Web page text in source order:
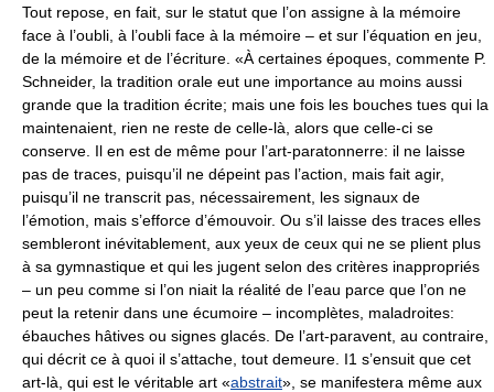
Tout repose, en fait, sur le statut que l’on assigne à la mémoire
face à l’oubli, à l’oubli face à la mémoire – et sur l’équation en jeu,
de la mémoire et de l’écriture. «À certaines époques, commente P.
Schneider, la tradition orale eut une importance au moins aussi
grande que la tradition écrite; mais une fois les bouches tues qui la
maintenaient, rien ne reste de celle-là, alors que celle-ci se
conserve. Il en est de même pour l’art-paratonnerre: il ne laisse
pas de traces, puisqu’il ne dépeint pas l’action, mais fait agir,
puisqu’il ne transcrit pas, nécessairement, les signaux de
l’émotion, mais s’efforce d’émouvoir. Ou s’il laisse des traces elles
sembleront inévitablement, aux yeux de ceux qui ne se plient plus
à sa gymnastique et qui les jugent selon des critères inappropriés
– un peu comme si l’on niait la réalité de l’eau parce que l’on ne
peut la retenir dans une écumoire – incomplètes, maladroites:
ébauches hâtives ou signes glacés. De l’art-paravent, au contraire,
qui décrit ce à quoi il s’attache, tout demeure. I1 s’ensuit que cet
art-là, qui est le véritable art «abstrait», se manifestera même aux